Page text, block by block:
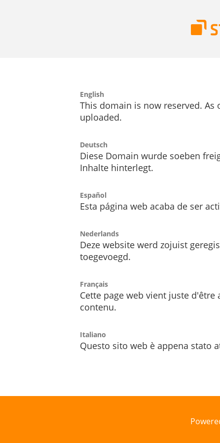
English
This domain is now reserved. As
uploaded.
Deutsch
Diese Domain wurde soeben
Inhalte hinterlegt.
Español
Esta página web acaba de ser
Nederlands
Deze website werd zojuist
toegevoegd.
Français
Cette page web vient juste
contenu.
Italiano
Questo sito web è appena stato